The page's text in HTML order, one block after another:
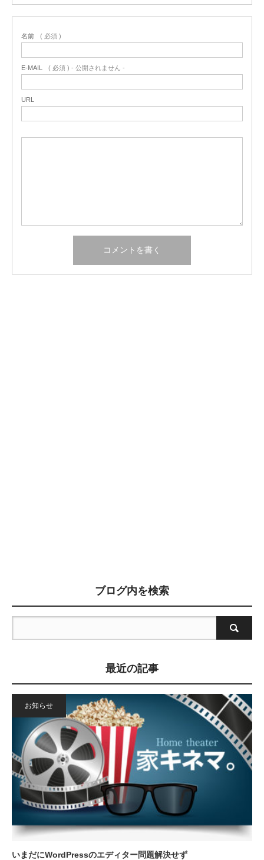
名前 ( 必須 )
E-MAIL ( 必須 ) - 公開されません -
URL
ブログ内を検索
最近の記事
お知らせ
いまだにWordPressのエディター問題解決せず